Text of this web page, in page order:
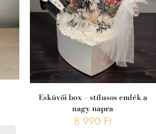
Esküvői box – stílusos emlék a
nagy napra
8 990 Ft